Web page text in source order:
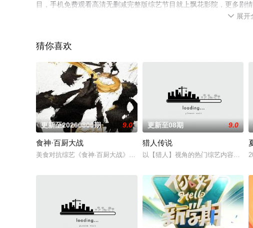
目，手机免费观看高清无删减完整版综艺节目就上飘花影院，更多剧
 展开
猜你喜欢
更新至20260806期 9.0
食神·百厨大战
美食对抗综艺《食神·百厨大战》是浙江卫视与优酷联合打造的星素厨艺竞
更新至08期 9.0
猎人传说
以【猎人】视角的热门综艺内容二创